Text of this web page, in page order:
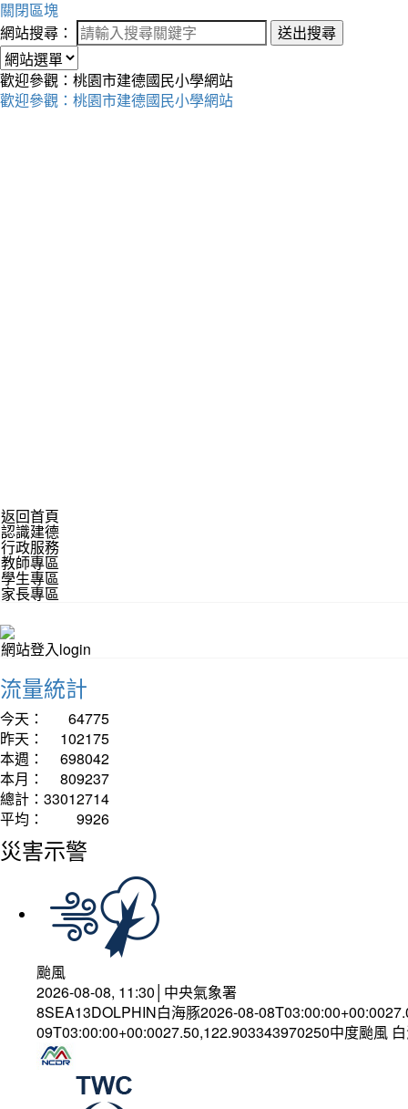
關閉區塊
網站搜尋：
送出搜尋
歡迎參觀：桃園市建德國民小學網站
歡迎參觀：桃園市建德國民小學網站
返回首頁
認識建德
行政服務
教師專區
學生專區
家長專區
網站登入login
流量統計
今天：
64775
昨天：
102175
本週：
698042
本月：
809237
總計： 33012714
平均：
9926
災害示警
颱風
2026-08-08, 11:30│中央氣象署
8SEA13DOLPHIN白海豚2026-08-
09T03:00:00+00:0027.50,122.903343970250中度颱風